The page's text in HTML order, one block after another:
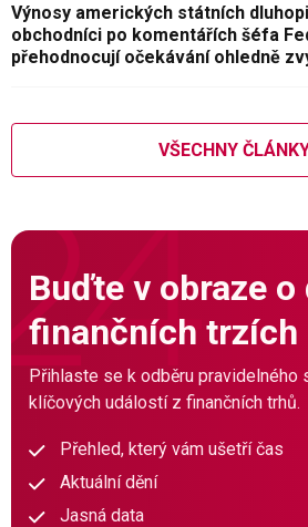
Výnosy amerických státních
obchodníci po komentářích šéfa
přehodnocují očekávání ohledně
VŠECHNY
Buďte v obraze o
finančních trzích
Přihlaste se k odběru pravidelného
klíčových událostí z finančních trhů.
Přehled, který vám ušetří čas
Aktuální dění
Jasná data